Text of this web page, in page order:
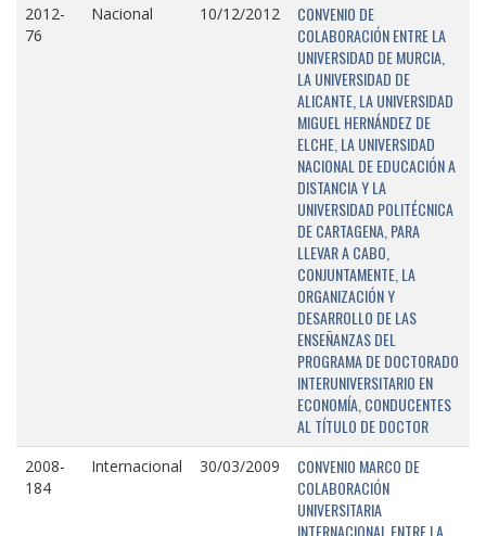
2012-
76
Nacional 10/12/2012
CONVENIO DE
COLABORACIÓN ENTRE LA
UNIVERSIDAD DE MURCIA,
LA UNIVERSIDAD DE
ALICANTE, LA UNIVERSIDAD
MIGUEL HERNÁNDEZ DE
ELCHE, LA UNIVERSIDAD
NACIONAL DE EDUCACIÓN A
DISTANCIA Y LA
UNIVERSIDAD POLITÉCNICA
DE CARTAGENA, PARA
LLEVAR A CABO,
CONJUNTAMENTE, LA
ORGANIZACIÓN Y
DESARROLLO DE LAS
ENSEÑANZAS DEL
PROGRAMA DE DOCTORADO
INTERUNIVERSITARIO EN
ECONOMÍA, CONDUCENTES
AL TÍTULO DE DOCTOR
2008-
184
Internacional 30/03/2009
CONVENIO MARCO DE
COLABORACIÓN
UNIVERSITARIA
INTERNACIONAL ENTRE LA